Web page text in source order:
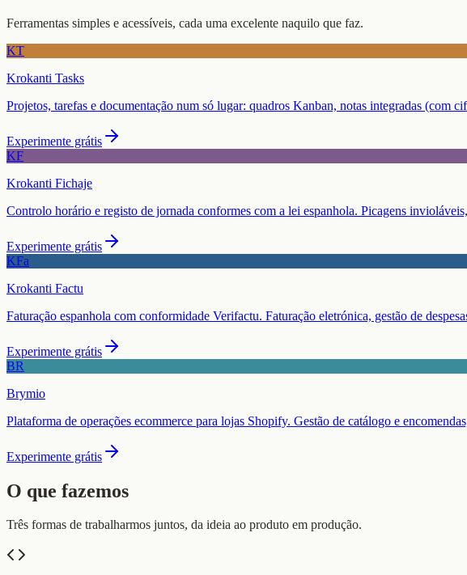
Ferramentas simples e acessíveis, cada uma excelente naquilo que faz.
KT
Krokanti Tasks
Projetos, tarefas e documentação num só lugar: quadros Kanban, notas integradas (com
Experimente grátis
KF
Krokanti Fichaje
Controlo horário e registo de jornada conformes com a lei espanhola. Picagens
Experimente grátis
KFa
Krokanti Factu
Faturação espanhola com conformidade Verifactu. Faturação eletrónica, gestão de
Experimente grátis
BR
Brymio
Plataforma de operações ecommerce para lojas Shopify. Gestão de catálogo e
Experimente grátis
O que fazemos
Três formas de trabalharmos juntos, da ideia ao produto em produção.